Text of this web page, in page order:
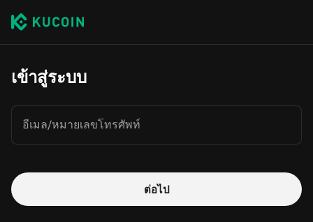
เข้าสู่ระบบ
อีเมล/หมายเลขโทรศัพท์
ต่อไป